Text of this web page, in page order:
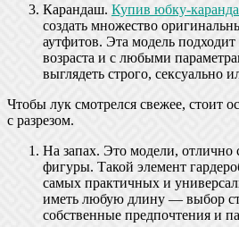
Карандаш. Купив юбку-
создать множество
аутфитов. Эта модель
возраста и с любыми
выглядеть строго, сексуально
Чтобы лук смотрелся свежее, стоит
с разрезом.
На запах. Это модели,
фигуры. Такой элемент
самых практичных и
иметь любую длину — выбор
собственные предпочтения и